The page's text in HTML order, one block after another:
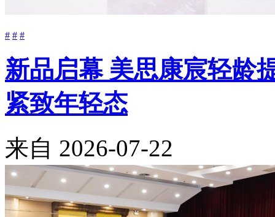
# # #
新品启幕 美思康宸轻龄
紧致年轻态
来自 2026-07-22